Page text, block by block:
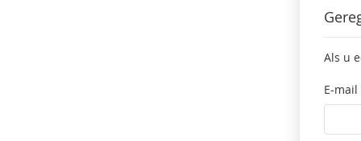
Als u
E-mail